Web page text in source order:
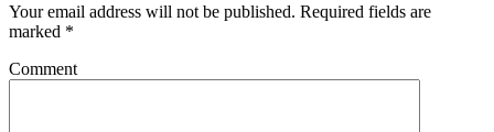
Your email address will not be published. Required fields are
marked *
Comment